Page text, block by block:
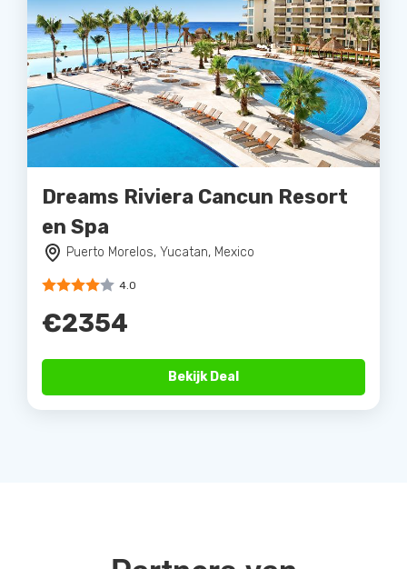
Dreams Riviera Cancun Resort
en Spa
Puerto Morelos, Yucatan, Mexico
4.0
€2354
Bekijk Deal